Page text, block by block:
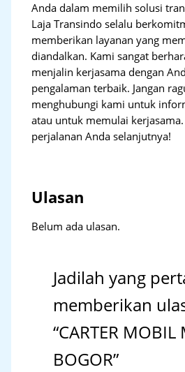
Anda dalam memilih solusi
Laja Transindo selalu
memberikan layanan yang
diandalkan. Kami sangat
menjalin kerjasama dengan
pengalaman terbaik. Jangan
menghubungi kami untuk
atau untuk memulai
perjalanan Anda selanjutnya!
Ulasan
Belum ada ulasan.
Jadilah yang
memberikan
“CARTER MOBIL
BOGOR”